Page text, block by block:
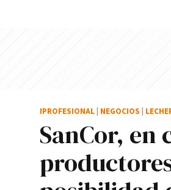
SanCor, en
IPROFESIONAL NEGOCIOS